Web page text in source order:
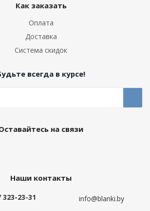
Как заказать
Оплата
Доставка
Система скидок
всегда в курсе!
на связи
Наши контакты
323-23-31 info@blanki.by